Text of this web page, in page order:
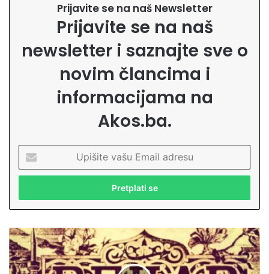
Prijavite se na naš Newsletter
Prijavite se na naš
newsletter i saznajte sve o
novim člancima i
informacijama na
Akos.ba.
i
i
e
v
a
š
B
o
š
n